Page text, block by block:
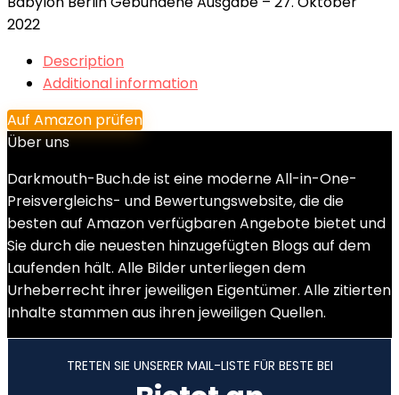
2022
Description
Additional information
Auf Amazon prüfen
Über uns
Darkmouth-Buch.de ist eine moderne All-in-One-
Preisvergleichs- und Bewertungswebsite, die die
besten auf Amazon verfügbaren Angebote bietet und
Sie durch die neuesten hinzugefügten Blogs auf dem
Laufenden hält. Alle Bilder unterliegen dem
Urheberrecht ihrer jeweiligen Eigentümer. Alle zitierten
Inhalte stammen aus ihren jeweiligen Quellen.
TRETEN SIE UNSERER MAIL-LISTE FÜR BESTE BEI